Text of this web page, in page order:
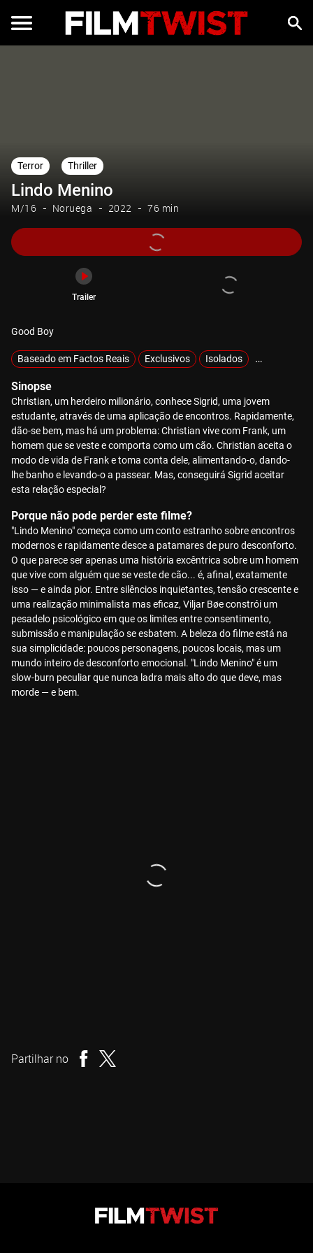
Terror Thriller
Lindo Menino
M/16 Noruega 2022 76 min
Trailer
Good Boy
Baseado em Factos Reais Exclusivos Isolados MOTELX
Sinopse
Christian, um herdeiro milionário, conhece Sigrid, uma jovem
estudante, através de uma aplicação de encontros. Rapidamente,
dão-se bem, mas há um problema: Christian vive com Frank, um
homem que se veste e comporta como um cão. Christian aceita o
modo de vida de Frank e toma conta dele, alimentando-o, dando-
lhe banho e levando-o a passear. Mas, conseguirá Sigrid aceitar
esta relação especial?
Porque não pode perder este filme?
"Lindo Menino" começa como um conto estranho sobre encontros
modernos e rapidamente desce a patamares de puro desconforto.
O que parece ser apenas uma história excêntrica sobre um homem
que vive com alguém que se veste de cão... é, afinal, exatamente
isso — e ainda pior. Entre silêncios inquietantes, tensão crescente e
uma realização minimalista mas eficaz, Viljar Bøe constrói um
pesadelo psicológico em que os limites entre consentimento,
submissão e manipulação se esbatem. A beleza do filme está na
sua simplicidade: poucos personagens, poucos locais, mas um
mundo inteiro de desconforto emocional. "Lindo Menino" é um
slow-burn peculiar que nunca ladra mais alto do que deve, mas
morde — e bem.
Partilhar no